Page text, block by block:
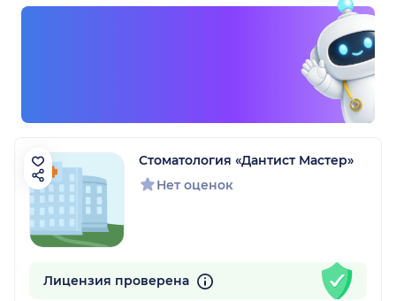
Стоматология «Дантист Мастер»
Нет оценок
Лицензия проверена